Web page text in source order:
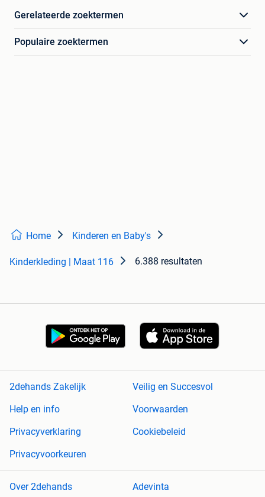
Gerelateerde zoektermen
Populaire zoektermen
Home Kinderen en Baby's
Kinderkleding | Maat 116 6.388 resultaten
2dehands Zakelijk
Veilig en Succesvol
Help en info
Voorwaarden
Privacyverklaring
Cookiebeleid
Privacyvoorkeuren
Over 2dehands Adevinta